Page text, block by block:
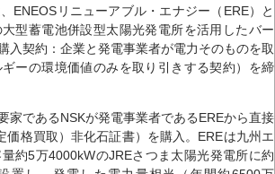
ENEOSリニューアブル・エナジー（ERE）と
型蓄電池併設型太陽光発電所を活用したバー
入契約：企業と発電事業者が電力そのものを取
ーの環境価値のみを取り引きする契約）を締
家であるNSKが発電事業者であるEREから直接
価格買取）非化石証書）を購入。EREは九州エ
約5万4000kWのJREさつま太陽光発電所に約